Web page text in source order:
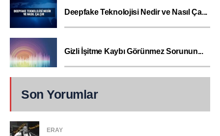
Deepfake Teknolojisi Nedir ve Nasıl Ça...
Gizli İşitme Kaybı Görünmez Sorunun...
Son Yorumlar
ERAY